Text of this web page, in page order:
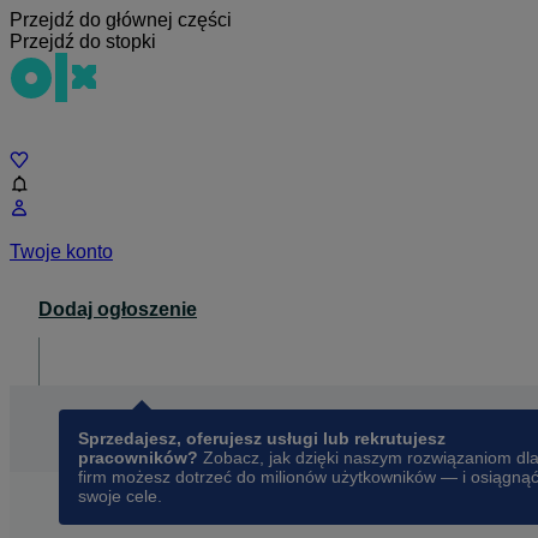
Przejdź do głównej części
Przejdź do stopki
Twoje konto
Dodaj ogłoszenie
Sprzedajesz, oferujesz usługi lub rekrutujesz
pracowników? Zobacz, jak dzięki naszym rozwiązaniom dla
firm możesz dotrzeć do milionów użytkowników — i osiągnąć
swoje cele.